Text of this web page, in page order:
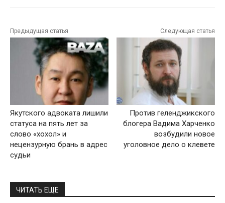
Предыдущая статья
Якутского адвоката лишили
статуса на пять лет за
слово «хохол» и
нецензурную брань в адрес
судьи
Следующая статья
Против геленджикского
блогера Вадима Харченко
возбудили новое
уголовное дело о клевете
ЧИТАТЬ ЕЩЕ